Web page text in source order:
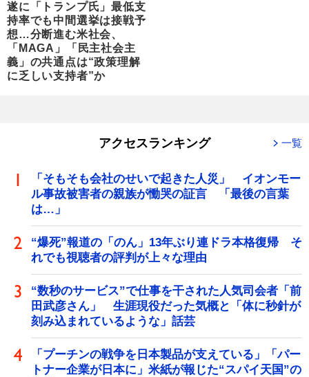
遂に「トランプ氏」最低支
持率でも中間選挙は接戦予
想…分断進む米社会、
「MAGA」「民主社会主
義」の共通点は“政策理解
に乏しい支持者”か
アクセスランキング 一覧
「そもそも会社のせいで起きた人災」 イオンモー
ル事故被害者の親族が慟哭の証言 「最後の言葉
は…」
“爆死”報道の「のん」13年ぶり連ドラ本格復帰 そ
れでも視聴者の評判が上々な理由
“数秒のサービス”で仕事を干された人気司会者「前
田武彦さん」 生涯現役だった気概と「体に秒針が
刻み込まれているような」話芸
「プーチンの戦争を日本製品が支えている」「パー
トナー企業が日本に」米紙が報じた“スパイ天国”の